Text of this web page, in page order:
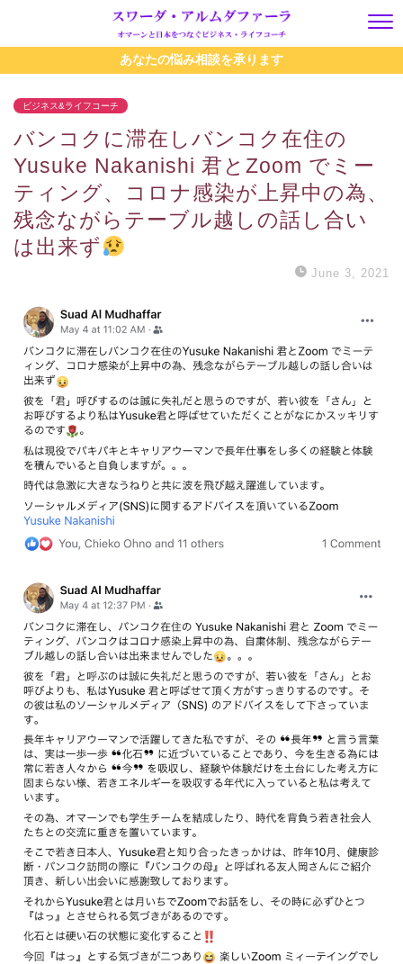
あなたの悩み相談を承ります
ビジネス&ライフコーチ
バンコクに滞在しバンコク在住の
Yusuke Nakanishi 君とZoom でミー
ティング、コロナ感染が上昇中の為、
残念ながらテーブル越しの話し合い
は出来ず
June 3, 2021